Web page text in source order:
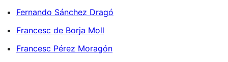
Fernando Sánchez Dragó
Francesc de Borja Moll
Francesc Pérez Moragón